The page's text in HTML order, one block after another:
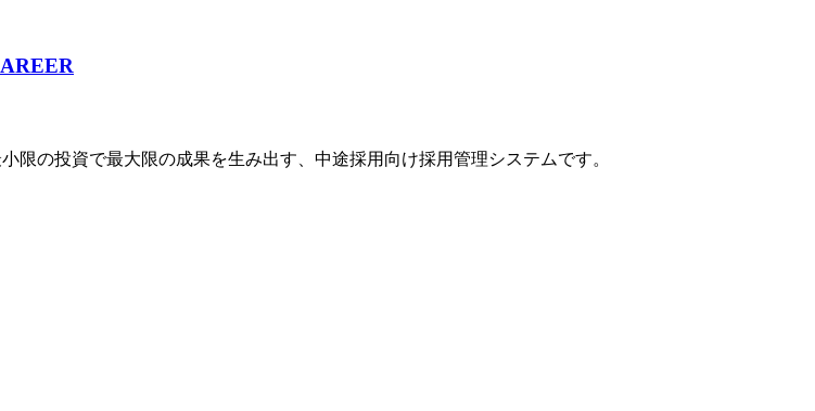
限の投資で最大限の成果を生み出す、中途採用向け採用管理システムです。